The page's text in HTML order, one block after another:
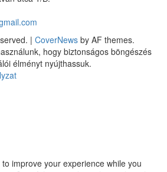
| CoverNews by AF themes.
hogy biztonságos böngészés
élményt nyújthassuk.
improve your experience while you